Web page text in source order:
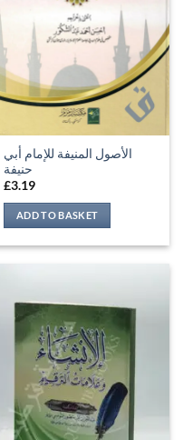
الأصول المنيفة للإمام أبي
حنيفة
£3.19
ADD TO BASKET